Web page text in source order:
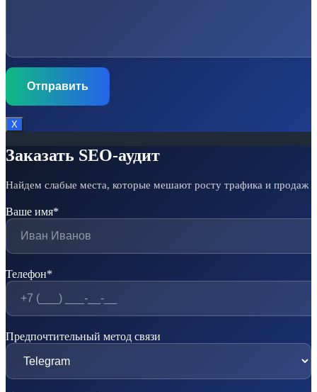
Х
Заказать SEO-аудит
Найдем слабые места, которые мешают росту трафика и продаж
Ваше имя*
Телефон*
Предпочтительный метод связи